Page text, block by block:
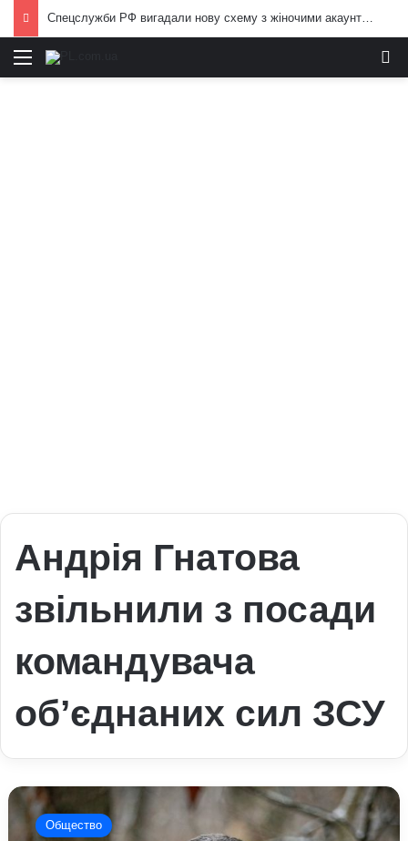
Спецслужби РФ вигадали нову схему з жіночими акаунтами в Україні: як виманюють військових
Меню
Андрія Гнатова
звільнили з посади
командувача
об’єднаних сил ЗСУ
Зеленський
звільнив
генерала
Общество